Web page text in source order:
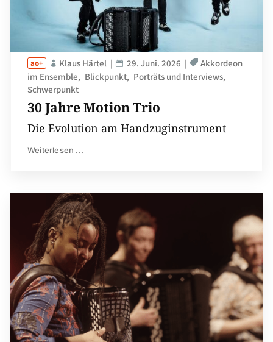
30 Jahre Motion Trio
Klaus Härtel 29. Juni. 2026
Akkordeon
im Ensemble
Blickpunkt
Porträts und Interviews
Schwerpunkt
Die Evolution am Handzuginstrument
Weiterlesen ...